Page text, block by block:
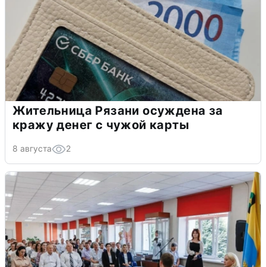
Жительница Рязани осуждена за
кражу денег с чужой карты
8 августа 2